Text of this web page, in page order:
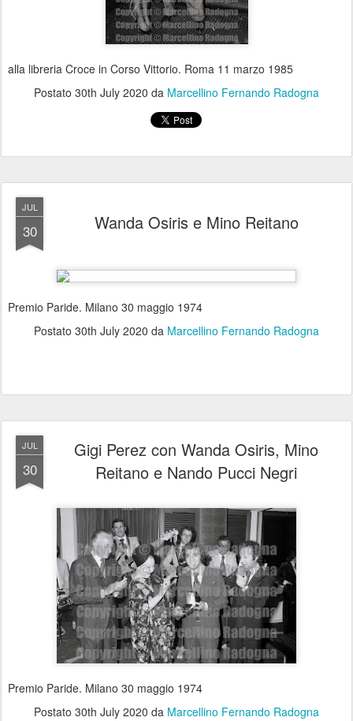
alla libreria Croce in Corso Vittorio. Roma 11 marzo 1985
Postato 30th July 2020 da Marcellino Fernando Radogna
JUL
30 Wanda Osiris e Mino Reitano
Premio Paride. Milano 30 maggio 1974
Postato 30th July 2020 da Marcellino Fernando Radogna
JUL
30
Gigi Perez con Wanda Osiris, Mino
Reitano e Nando Pucci Negri
Premio Paride. Milano 30 maggio 1974
Postato 30th July 2020 da Marcellino Fernando Radogna